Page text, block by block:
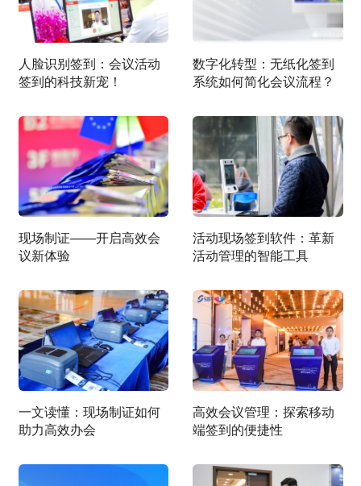
人脸识别签到：会议活动
签到的科技新宠！
数字化转型：无纸化签到
系统如何简化会议流程？
现场制证——开启高效会
议新体验
活动现场签到软件：革新
活动管理的智能工具
一文读懂：现场制证如何
助力高效办会
高效会议管理：探索移动
端签到的便捷性